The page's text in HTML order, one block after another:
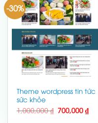
-30%
Theme wordpress tin tức
sức khỏe
1,000,000₫ Giá
gốc
700,000 ₫Giá
hiện